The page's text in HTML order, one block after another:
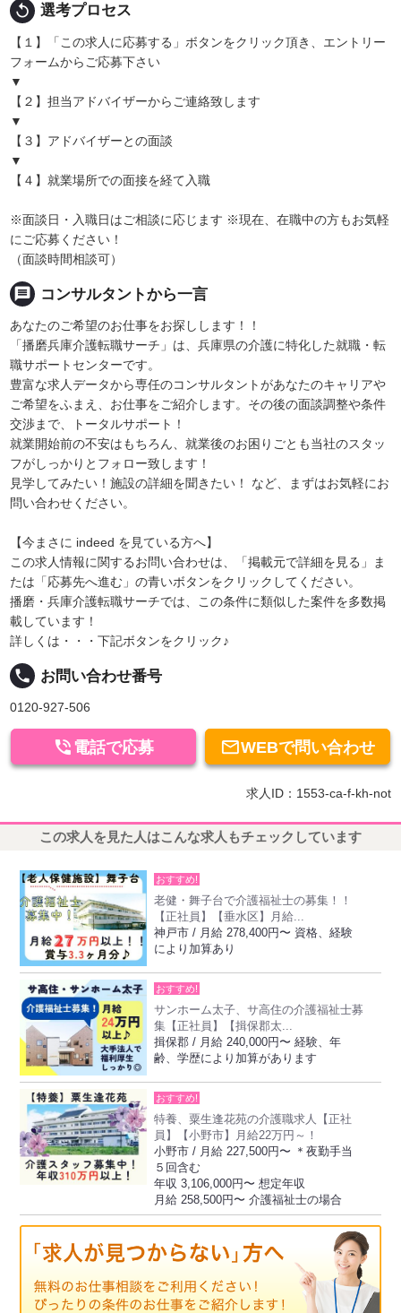
replay 選考プロセス
【１】「この求人に応募する」ボタンをクリック頂き、エントリー
フォームからご応募下さい
▼
【２】担当アドバイザーからご連絡致します
▼
【３】アドバイザーとの面談
▼
【４】就業場所での面接を経て入職
※面談日・入職日はご相談に応じます ※現在、在職中の方もお気軽
にご応募ください！
（面談時間相談可）
message コンサルタントから一言
あなたのご希望のお仕事をお探しします！！
「播磨兵庫介護転職サーチ」は、兵庫県の介護に特化した就職・転
職サポートセンターです。
豊富な求人データから専任のコンサルタントがあなたのキャリアや
ご希望をふまえ、お仕事をご紹介します。その後の面談調整や条件
交渉まで、トータルサポート！
就業開始前の不安はもちろん、就業後のお困りごとも当社のスタッ
フがしっかりとフォロー致します！
見学してみたい！施設の詳細を聞きたい！ など、まずはお気軽にお
問い合わせください。
【今まさに indeed を見ている方へ】
この求人情報に関するお問い合わせは、「掲載元で詳細を見る」ま
たは「応募先へ進む」の青いボタンをクリックしてください。
播磨・兵庫介護転職サーチでは、この条件に類似した案件を多数掲
載しています！
詳しくは・・・下記ボタンをクリック♪
local_phone お問い合わせ番号
0120-927-506
WEBで問い合わせ
 電話で応募
求人ID：1553-ca-f-kh-not
この求人を見た人はこんな求人もチェックしています
おすすめ!
老健・舞子台で介護福祉士の募集！！
【正社員】【垂水区】月給...
神戸市 / 月給 278,400円〜 資格、経験
により加算あり
おすすめ!
サンホーム太子、サ高住の介護福祉士募
集【正社員】【揖保郡太...
揖保郡 / 月給 240,000円〜 経験、年
齢、学歴により加算があります
おすすめ!
特養、粟生逢花苑の介護職求人【正社
員】【小野市】月給22万円～！
小野市 / 月給 227,500円〜 ＊夜勤手当
５回含む
年収 3,106,000円〜 想定年収
月給 258,500円〜 介護福祉士の場合